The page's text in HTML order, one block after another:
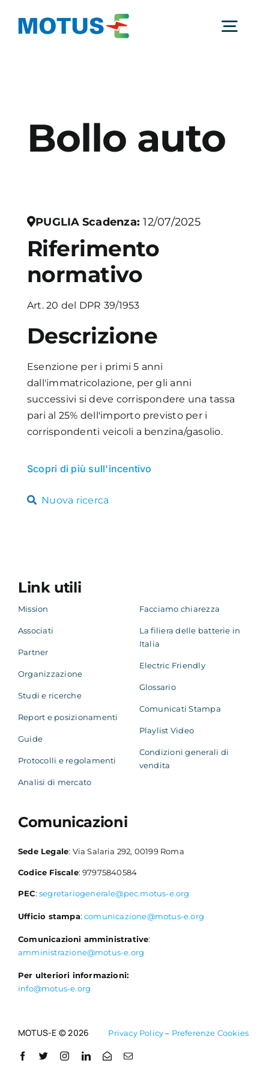
Studi e ricerche
Comunicati Stampa
Academy
Bollo auto
PUGLIA Scadenza:12/07/2025
Riferimento
normativo
Art. 20 del DPR 39/1953
Descrizione
Esenzione per i primi 5 anni
dall'immatricolazione, per gli anni
successivi si deve corrispondere una tassa
pari al 25% dell'importo previsto per i
corrispondenti veicoli a benzina/gasolio.
Scopri di più sull'incentivo
Nuova ricerca
Link utili
Mission
Associati
Partner
Organizzazione
Studi e ricerche
Report e posizionamenti
Guide
Protocolli e regolamenti
Analisi di mercato
Facciamo chiarezza
La filiera delle batterie in
Italia
Electric Friendly
Glossario
Comunicati Stampa
Playlist Video
Condizioni generali di
vendita
Comunicazioni
Sede Legale: Via Salaria 292, 00199 Roma
Codice Fiscale: 97975840584
PEC: segretariogenerale@pec.motus-e.org
Ufficio stampa:comunicazione@motus-e.org
Comunicazioni amministrative:
amministrazione@motus-e.org
Per ulteriori informazioni:
info@motus-e.org
MOTUS-E © 2026 Privacy Policy– Preferenze Cookies